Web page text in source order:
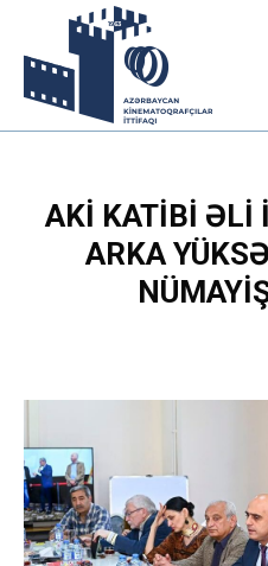
AKİ KATIBI ƏLI
ARKA